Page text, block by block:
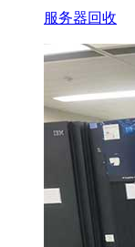
服务器回收